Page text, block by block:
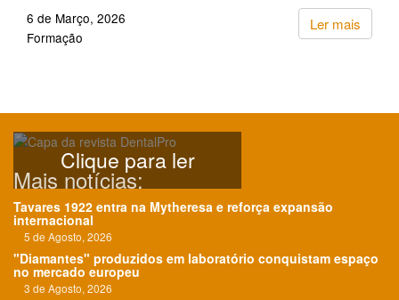
Ler mais
6 de Março, 2026
Formação
Clique para ler
Mais notícias:
Tavares 1922 entra na Mytheresa e reforça expansão
internacional
5 de Agosto, 2026
"Diamantes" produzidos em laboratório conquistam espaço
no mercado europeu
3 de Agosto, 2026